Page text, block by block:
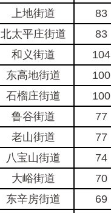
上地街道
83
北太平庄街道 83
和义街道
104
东高地街道
100
石榴庄街道 100
鲁谷街道
77
老山街道
77
八宝山街道 74
大峪街道
70
东辛房街道
69